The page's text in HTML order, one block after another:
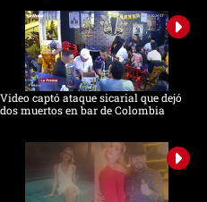
Video captó ataque sicarial que dejó
dos muertos en bar de Colombia